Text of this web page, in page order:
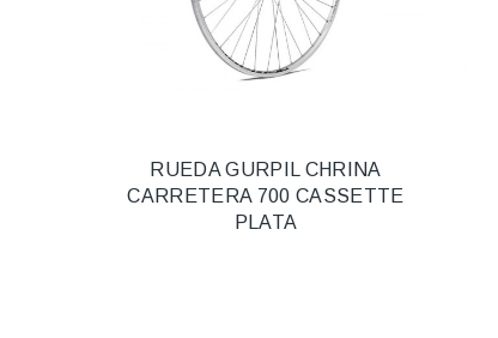
RUEDA GURPIL CHRINA
CARRETERA 700 CASSETTE
PLATA